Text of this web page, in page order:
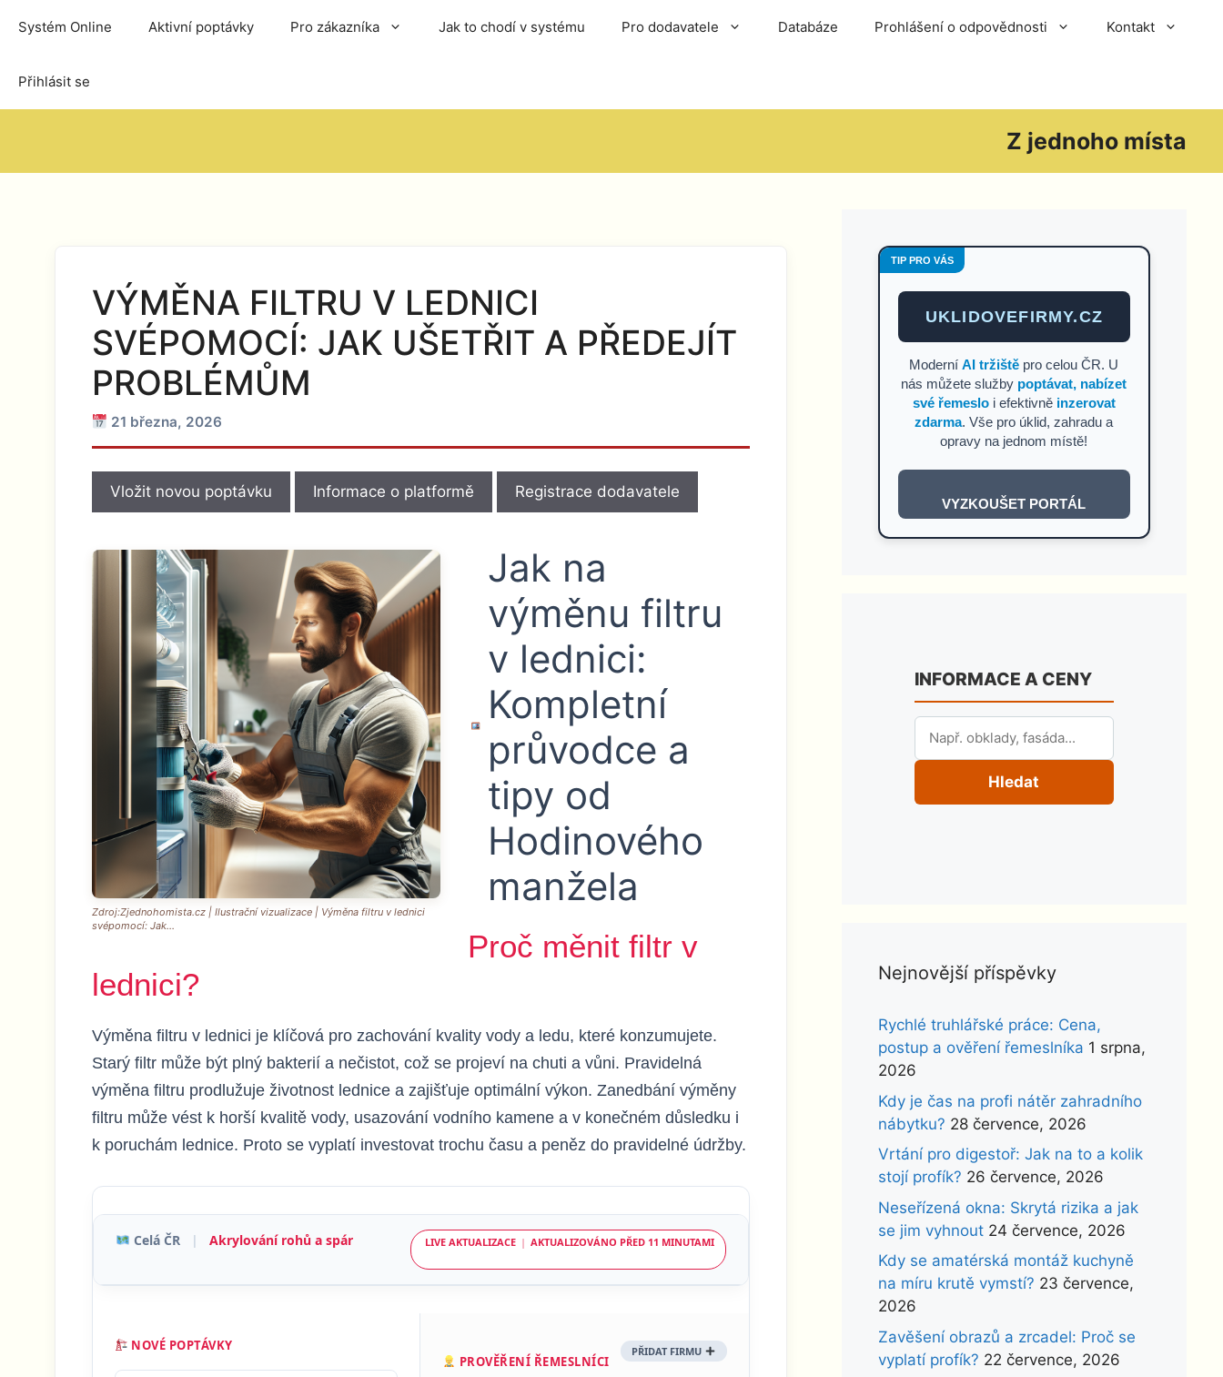
Systém Online Aktivní poptávky Pro zákazníka Jak to chodí v systému Pro dodavatele Databáze Prohlášení o odpovědnosti Kontakt
Přihlásit se
Z jednoho místa
VÝMĚNA FILTRU V LEDNICI
SVÉPOMOCÍ: JAK UŠETŘIT A PŘEDEJÍT
PROBLÉMŮM
21 března, 2026
Vložit novou poptávku Informace o platformě Registrace dodavatele
Zdroj:Zjednohomista.cz | Ilustrační vizualizace | Výměna filtru v lednici
svépomocí: Jak...
Jak na
výměnu filtru
v lednici:
Kompletní
průvodce a
tipy od
Hodinového
manžela
Proč měnit filtr v
lednici?
Výměna filtru v lednici je klíčová pro zachování kvality vody a ledu, které konzumujete.
Starý filtr může být plný bakterií a nečistot, což se projeví na chuti a vůni. Pravidelná
výměna filtru prodlužuje životnost lednice a zajišťuje optimální výkon. Zanedbání výměny
filtru může vést k horší kvalitě vody, usazování vodního kamene a v konečném důsledku i
k poruchám lednice. Proto se vyplatí investovat trochu času a peněz do pravidelné údržby.
Celá ČR | Akrylování rohů a spár LIVE AKTUALIZACE | AKTUALIZOVÁNO PŘED 11 MINUTAMI
NOVÉ POPTÁVKY
PROVĚŘENÍ ŘEMESLNÍCI
PŘIDAT FIRMU
TIP PRO VÁS
UKLIDOVEFIRMY.CZ
ModerníAI tržiště pro celou ČR. U
nás můžete služby poptávat, nabízet
své řemesloi efektivně inzerovat
zdarma. Vše pro úklid, zahradu a
opravy na jednom místě!
VYZKOUŠET PORTÁL
INFORMACE A CENY
Hledat
Nejnovější příspěvky
Rychlé truhlářské práce: Cena,
postup a ověření řemeslníka 1 srpna,
2026
Kdy je čas na profi nátěr zahradního
nábytku? 28 července, 2026
Vrtání pro digestoř: Jak na to a kolik
stojí profík? 26 července, 2026
Neseřízená okna: Skrytá rizika a jak
se jim vyhnout 24 července, 2026
Kdy se amatérská montáž kuchyně
na míru krutě vymstí? 23 července,
2026
Zavěšení obrazů a zrcadel: Proč se
vyplatí profík? 22 července, 2026